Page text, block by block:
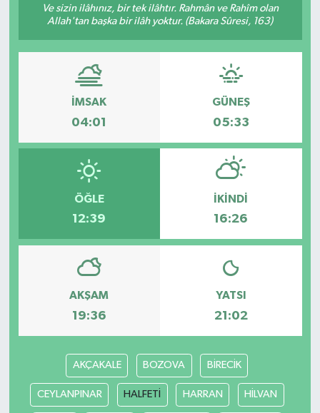
Ve sizin ilâhınız, bir tek ilâhtır. Rahmân ve Rahîm olan
Allah'tan başka bir ilâh yoktur. (Bakara Sûresi, 163)
İMSAK
04:01
GÜNEŞ
05:33
ÖĞLE
12:39
İKINDI
16:26
AKŞAM
19:36
YATSI
21:02
AKÇAKALE BOZOVA BİRECİK
CEYLANPINAR HALFETİ HARRAN HİLVAN
Gündem
Hava Durumu
Magazin
Politika
Resmî ilanlar
Sağlık
Siyaset
Spor